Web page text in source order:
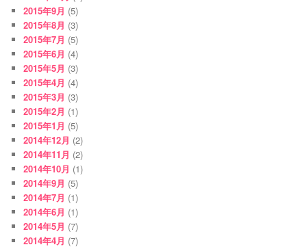
2015年9月 (5)
2015年8月 (3)
2015年7月 (5)
2015年6月 (4)
2015年5月 (3)
2015年4月 (4)
2015年3月 (3)
2015年2月 (1)
2015年1月 (5)
2014年12月 (2)
2014年11月 (2)
2014年10月 (1)
2014年9月 (5)
2014年7月 (1)
2014年6月 (1)
2014年5月 (7)
2014年4月 (7)